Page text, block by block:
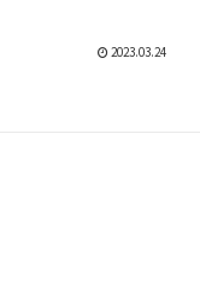
2023.03.24